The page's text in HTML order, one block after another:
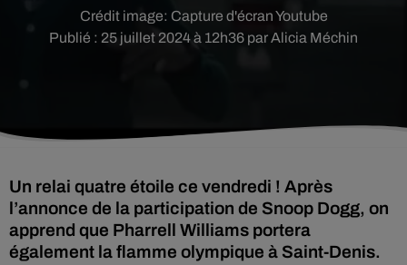
Publié : 25 juillet 2024 à 12h36 par Alicia Méchin
Crédit image: Capture d'écran Youtube
Un relai quatre étoile ce vendredi ! Après
l’annonce de la participation de Snoop Dogg, on
apprend que Pharrell Williams portera
également la flamme olympique à Saint-Denis.